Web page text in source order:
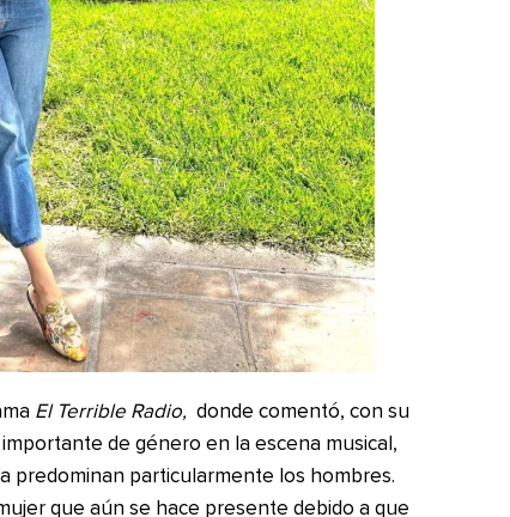
El Terrible Radio, donde comentó, con su
de género en la escena musical,
predominan particularmente los hombres.
que aún se hace presente debido a que